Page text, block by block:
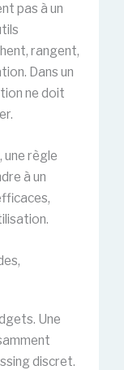
pas à un
rangent,
Dans un
ne doit
une règle
à un
Une
discret.